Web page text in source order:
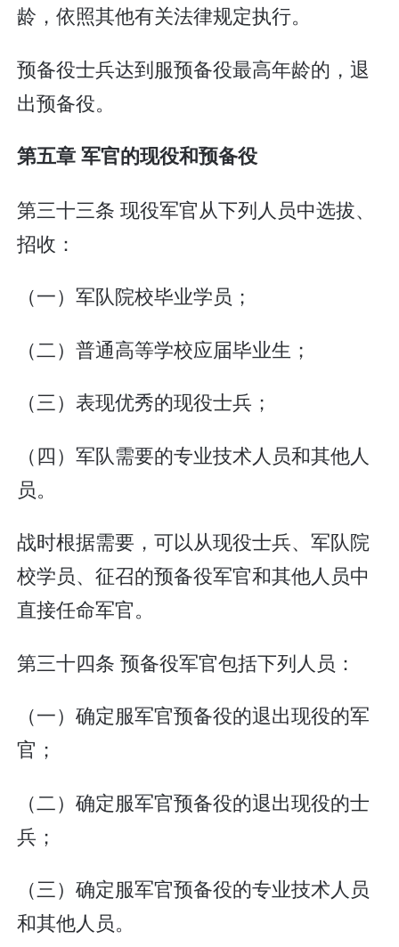
龄，依照其他有关法律规定执行。
预备役士兵达到服预备役最高年龄的，退
出预备役。
第五章 军官的现役和预备役
第三十三条 现役军官从下列人员中选拔、
招收：
（一）军队院校毕业学员；
（二）普通高等学校应届毕业生；
（三）表现优秀的现役士兵；
（四）军队需要的专业技术人员和其他人
员。
战时根据需要，可以从现役士兵、军队院
校学员、征召的预备役军官和其他人员中
直接任命军官。
第三十四条 预备役军官包括下列人员：
（一）确定服军官预备役的退出现役的军
官；
（二）确定服军官预备役的退出现役的士
兵；
（三）确定服军官预备役的专业技术人员
和其他人员。